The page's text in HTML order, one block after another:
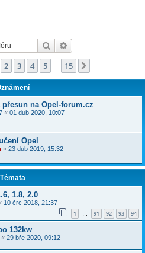
Hledat
z 15
2 3 4 5 15
na Opel-forum.cz
« 01 dub 2020, 10:07
Opel
« 23 dub 2019, 15:32
Témata
1.8, 2.0
10 črc 2018, 21:37
1 … 91 92 93 94
132kw
« 29 bře 2020, 09:12